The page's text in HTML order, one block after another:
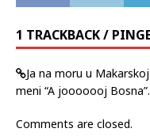
1 TRACKBACK /
Ja na moru u
meni “A jooooooj
Comments are closed.